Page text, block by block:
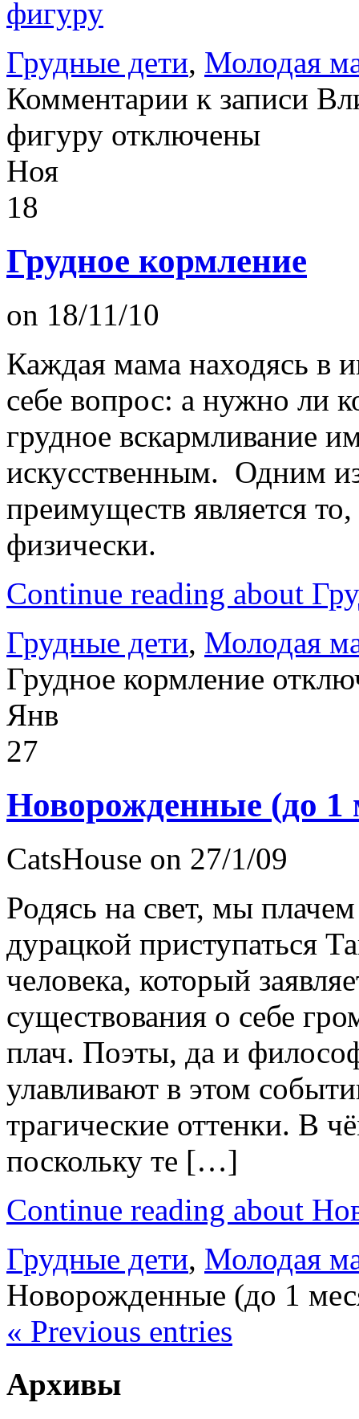
фигуру
Грудные дети, Молодая
Комментарии к записи
фигуру отключены
Ноя
18
Грудное кормление
on 18/11/10
Каждая мама находясь в
себе вопрос: а нужно ли
грудное вскармливание
искусственным. Одним
преимуществ является
физически.
Continue reading about
Грудные дети, Молодая
Грудное кормление
Янв
27
Новорожденные (до 1
CatsHouse on 27/1/09
Родясь на свет, мы
дурацкой приступаться
человека, который
существования о себе
плач. Поэты, да и
улавливают в этом
трагические оттенки. В
поскольку те […]
Continue reading about
Грудные дети, Молодая
Новорожденные (до 1
« Previous entries
Архивы